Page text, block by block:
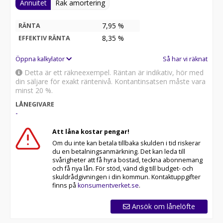
Annuitet Rak amortering
RÄNTA 7,95 %
EFFEKTIV RÄNTA 8,35 %
Öppna kalkylator Så har vi räknat
Detta är ett räkneexempel. Räntan är indikativ, hör med
din säljare för exakt räntenivå. Kontantinsatsen måste vara
minst 20 %.
LÅNEGIVARE
-
Att låna kostar pengar!
Om du inte kan betala tillbaka skulden i tid riskerar
du en betalningsanmärkning. Det kan leda till
svårigheter att få hyra bostad, teckna abonnemang
och få nya lån. För stöd, vänd dig till budget- och
skuldrådgivningen i din kommun. Kontaktuppgifter
finns på konsumentverket.se.
Ansök om lånelöfte